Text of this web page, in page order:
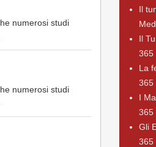
numerosi studi
numerosi studi
Il
Il
365
La
365
I
365
Gli
365